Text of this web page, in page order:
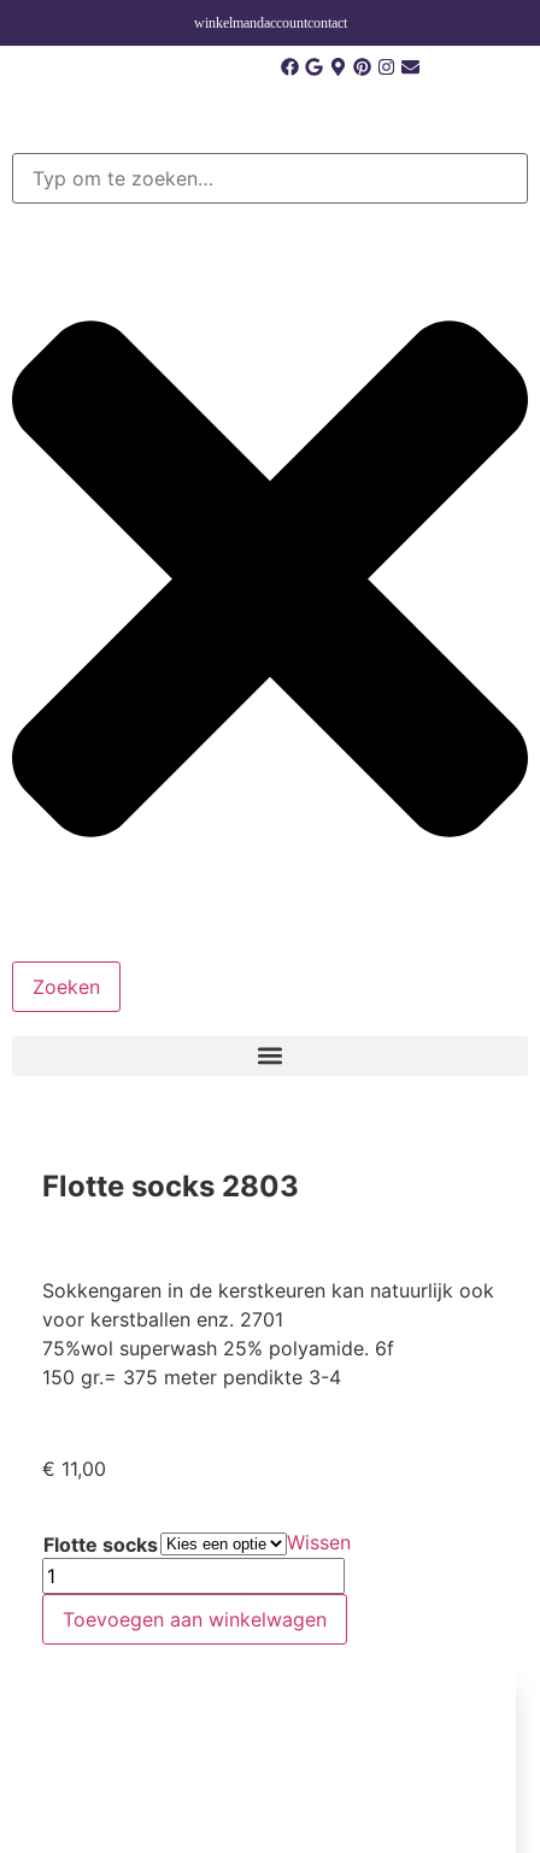
winkelmandaccountcontact
Zoeken
Flotte socks 2803
Sokkengaren in de kerstkeuren kan natuurlijk ook
voor kerstballen enz. 2701
75%wol superwash 25% polyamide. 6f
150 gr.= 375 meter pendikte 3-4
€ 11,00
Flotte socks Wissen
Toevoegen aan winkelwagen